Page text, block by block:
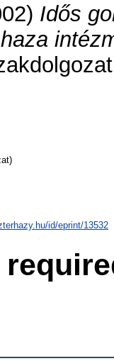
Idős
id/eprint/13532